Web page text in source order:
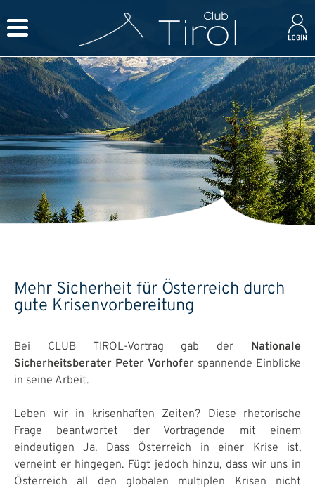
Mehr Sicherheit für Österreich durch
gute Krisenvorbereitung
Bei CLUB TIROL-Vortrag gab der Nationale
Sicherheitsberater Peter Vorhoferspannende Einblicke
in seine Arbeit.
Leben wir in krisenhaften Zeiten? Diese rhetorische
Frage beantwortet der Vortragende mit einem
eindeutigen Ja. Dass Österreich in einer Krise ist,
verneint er hingegen. Fügt jedoch hinzu, dass wir uns in
Österreich all den globalen multiplen Krisen nicht